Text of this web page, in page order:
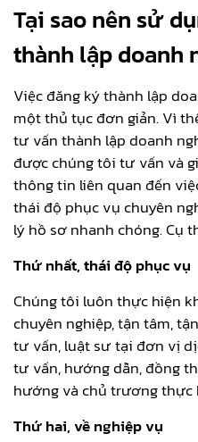
Tại sao nên sử
thành lập doanh
Việc đăng ký thành lập
một thủ tục đơn giản. Vì
tư vấn thành lập doanh
được chúng tôi tư vấn và
thông tin liên quan đến
thái độ phục vụ chuyên
lý hồ sơ nhanh chóng. Cụ
Thứ nhất, thái độ phục vụ
Chúng tôi luôn thực hiện
chuyên nghiệp, tận tâm,
tư vấn, luật sư tại đơn vị
tư vấn, hướng dẫn, đồng
hướng và chủ trương thực
Thứ hai, về nghiệp vụ